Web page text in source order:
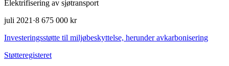
Elektrifisering av sjøtransport
juli 2021 ·8 675 000 kr
Investeringsstøtte til miljøbeskyttelse, herunder avkarbonisering
Støtteregisteret